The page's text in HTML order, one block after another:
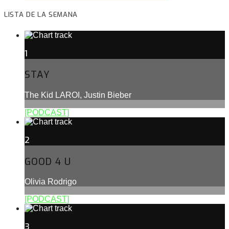
LISTA DE LA SEMANA
1
STAY
The Kid LAROI, Justin Bieber
[PODCAST]
2
GOOD 4 U
Olivia Rodrigo
[PODCAST]